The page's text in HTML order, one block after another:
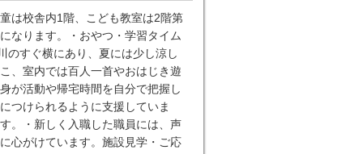
は校舎内1階、こども教室は2階第
なります。・おやつ・学習タイム
のすぐ横にあり、夏には少し涼し
、室内では百人一首やおはじき遊
が活動や帰宅時間を自分で把握し
つけられるように支援していま
。・新しく入職した職員には、声
心がけています。施設見学・ご応